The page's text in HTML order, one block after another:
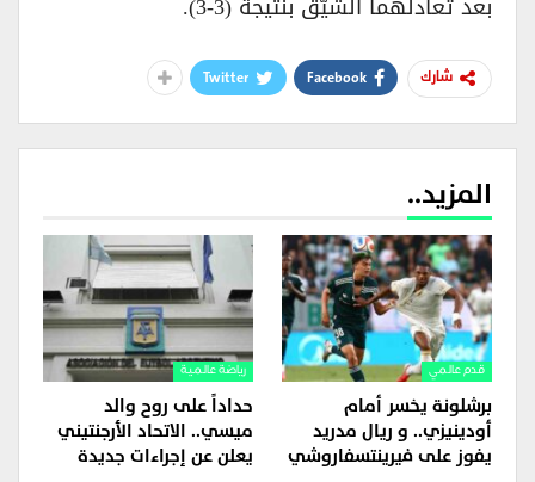
شارك Facebook
Twitter
المزيد..
قدم عالمي
برشلونة يخسر أمام
أودينيزي.. و ريال مدريد
يفوز على فيرينتسفاروشي
رياضة عالمية
حداداً على روح والد
ميسي.. الاتحاد الأرجنتيني
يعلن عن إجراءات جديدة